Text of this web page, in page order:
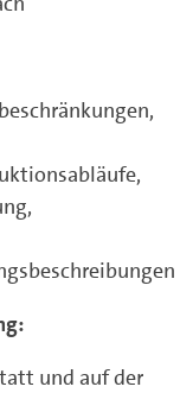
und auf der